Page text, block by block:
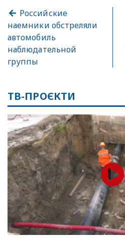
Российские
наемники обстреляли
автомобиль
наблюдательной
группы
ТВ-ПРОЄКТИ